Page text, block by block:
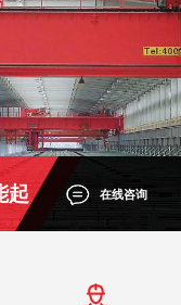
起 在线咨询